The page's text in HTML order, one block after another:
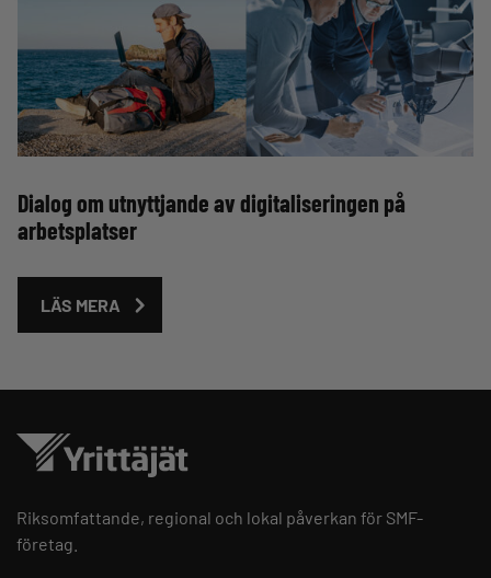
Dialog om utnyttjande av digitaliseringen på
arbetsplatser
LÄS MERA
Riksomfattande, regional och lokal påverkan för SMF-
företag.